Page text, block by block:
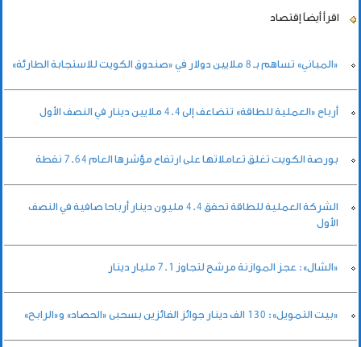
اقرأ أيضاً إقتصاد
«المباني» تساهم بـ 8 ملايين دولار في «صندوق الكويت للاستجابة الطارئة»
أرباح «العملية للطاقة» تتضاعف إلى 4.4 ملايين دينار في النصف الأول
بورصة الكويت تغلق تعاملاتها على ارتفاع مؤشرها العام 7.64 نقطة
الشركة العملية للطاقة تحقق 4.4 مليون دينار أرباحا صافية في النصف
الأول
«الشال»: عجز الموازنة مرشح لتجاوز 7.1 مليار دينار
«بيت التمويل»: 130 الف دينار جوائز الفائزين بسحبى «الحصاد» و«الرابح»